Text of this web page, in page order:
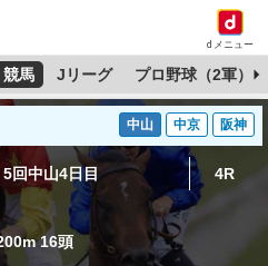
dメニュー
競馬 Jリーグ プロ野球（2軍）
中山 中京 阪神
回中山4日目 4R
16頭